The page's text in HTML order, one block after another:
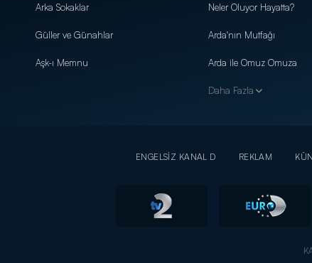
Arka Sokaklar
Güller ve Günahlar
Aşk-ı Memnu
Neler Oluyor Hayatta?
Arda'nın Mutfağı
Arda ile Omuz Omuza
Daha Fazla
ENGELSİZ KANAL D REKLAM